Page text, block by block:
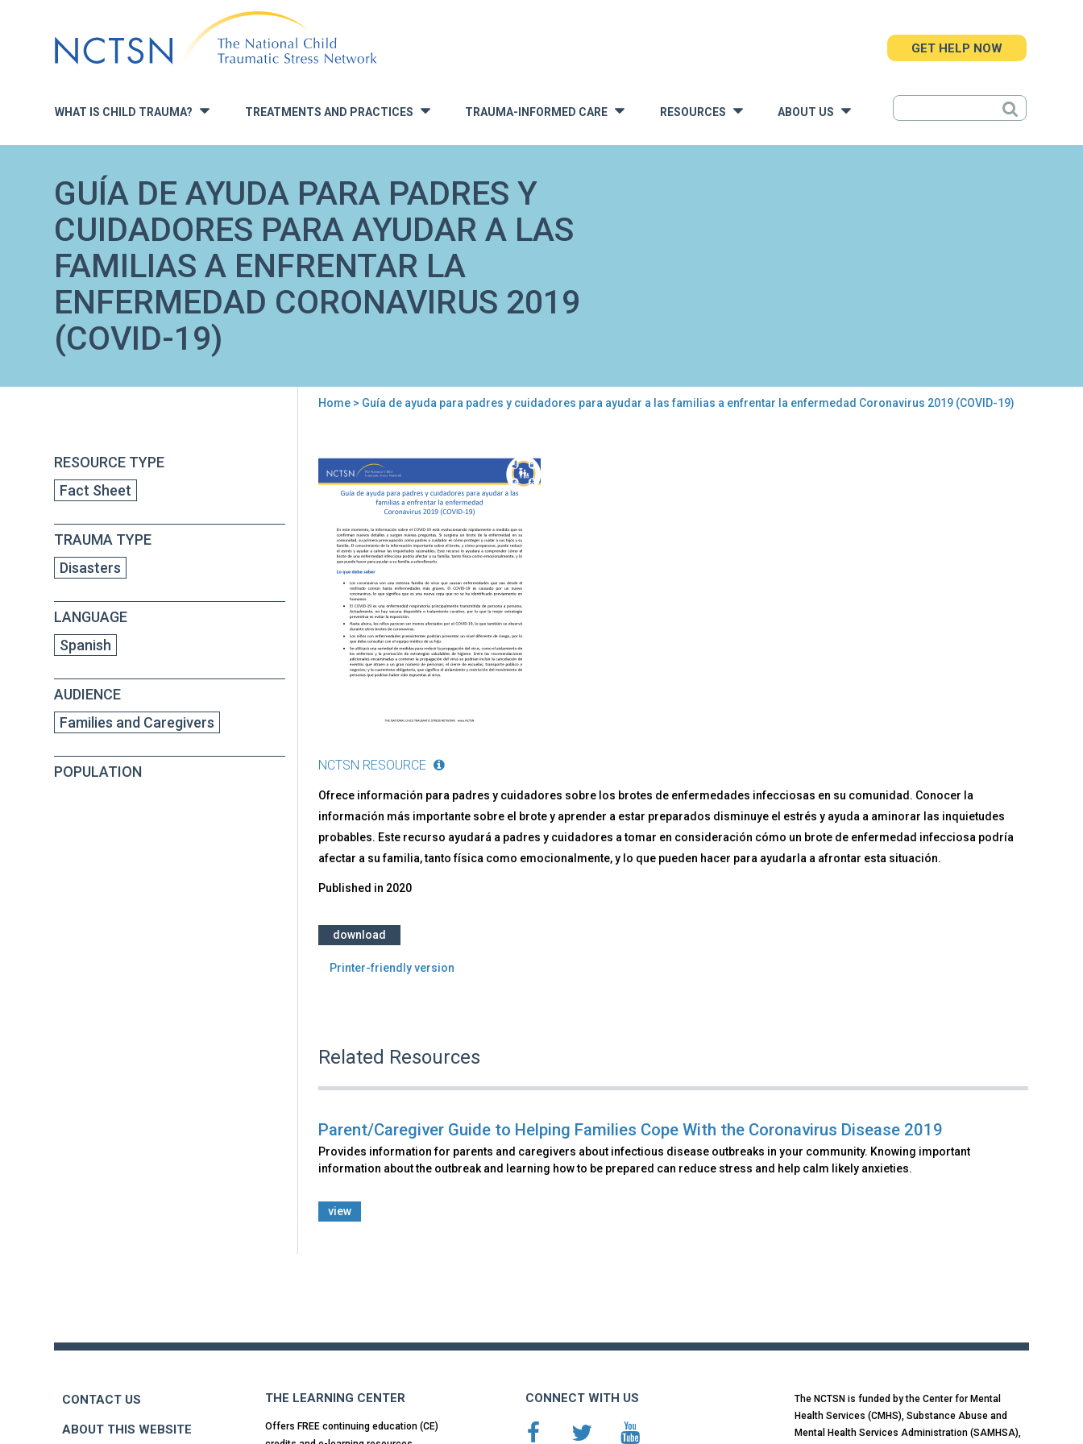
to
navigation
WHAT IS CHILD TRAUMA? » TREATMENTS AND PRACTICES TRAUMA-INFORMED CARE » RESOURCES ABOUT US
GET HELP NOW
GUÍA DE AYUDA PARA PADRES Y
CUIDADORES PARA AYUDAR A LAS
FAMILIAS A ENFRENTAR LA
ENFERMEDAD CORONAVIRUS 2019
(COVID-19)
here
Home> Guía de ayuda para padres y cuidadores para ayudar a las familias a enfrentar la enfermedad Coronavirus 2019 (COVID-19)
RESOURCE TYPE
Fact Sheet
TRAUMA TYPE
Disasters
LANGUAGE
Spanish
AUDIENCE
Families and Caregivers
POPULATION
top
Guía
de
ayuda
padres
cuidadores
para
ayudar
las
familias
enfrentar
enfermedad
(COVID-
19)
NCTSN RESOURCE
Ofrece información para padres y cuidadores sobre los brotes de enfermedades infecciosas en su comunidad. Conocer la
información más importante sobre el brote y aprender a estar preparados disminuye el estrés y ayuda a aminorar las inquietudes
probables. Este recurso ayudará a padres y cuidadores a tomar en consideración cómo un brote de enfermedad infecciosa podría
afectar a su familia, tanto física como emocionalmente, y lo que pueden hacer para ayudarla a afrontar esta situación.
Published in 2020
download
Printer-friendly version
Related Resources
Parent/Caregiver Guide to Helping Families Cope With the Coronavirus Disease 2019
Provides information for parents and caregivers about infectious disease outbreaks in your community. Knowing important
information about the outbreak and learning how to be prepared can reduce stress and help calm likely anxieties.
view
CONTACT US
ABOUT THIS WEBSITE
THE LEARNING CENTER
Offers FREE continuing education (CE)
CONNECT WITH US
The NCTSN is funded by the Center for Mental
Health Services (CMHS), Substance Abuse and
Mental Health Services Administration (SAMHSA),